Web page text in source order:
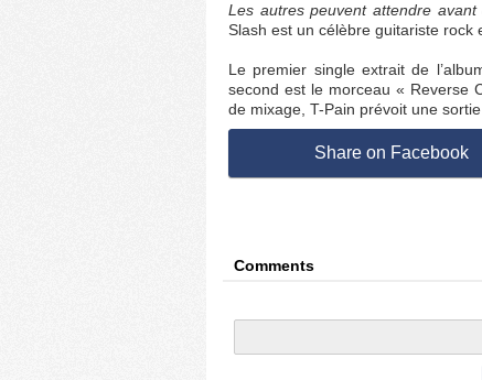
Les autres peuvent attendre avant
Slash est un célèbre guitariste rock
Le premier single extrait de
second est le morceau « Reverse
de mixage, T-Pain prévoit une
Share on Facebook
Comments